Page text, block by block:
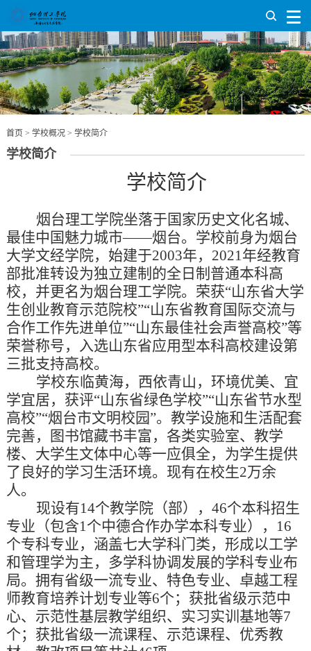
首页 >学校概况 >学校简介
学校简介
学校简介
烟台理工学院坐落于国家历史文化名城、
最佳中国魅力城市——烟台。学校前身为烟台
大学文经学院，始建于2003年，2021年经教育
部批准转设为独立建制的全日制普通本科高
校，并更名为烟台理工学院。荣获“山东省大学
生创业教育示范院校”“山东省教育国际交流与
合作工作先进单位”“山东最佳社会声誉高校”等
荣誉称号，入选山东省应用型本科高校建设第
三批支持高校。
学校东临黄海，西依青山，环境优美、宜
学宜居，获评“山东省绿色学校”“山东省节水型
高校”“烟台市文明校园”。教学设施和生活配套
完善，图书馆藏书丰富，各类实验室、教学
楼、大学生文体中心等一应俱全，为学生提供
了良好的学习生活环境。现有在校生2万余
人。
现设有14个教学院（部），46个本科招生
专业（包含1个中德合作办学本科专业），16
个专科专业，涵盖七大学科门类，形成以工学
和管理学为主，多学科协调发展的学科专业布
局。拥有省级一流专业、特色专业、卓越工程
师教育培养计划专业等6个；获批省级示范中
心、示范性基层教学组织、实习实训基地等7
个；获批省级一流课程、示范课程、优秀教